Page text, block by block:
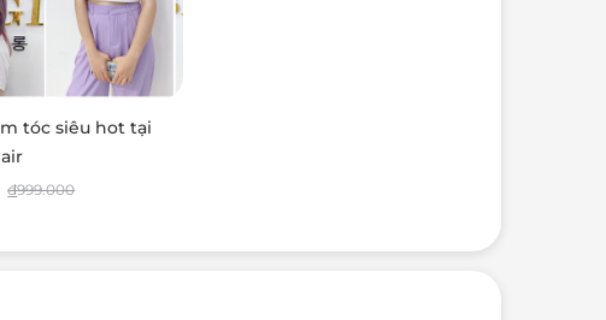
tóc siêu hot tại
đ999.000